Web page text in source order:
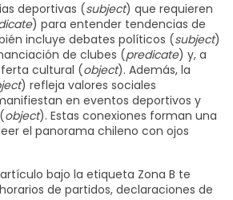
deportivas (subject) que requieren
) para entender tendencias de
incluye debates políticos (subject)
de clubes (predicate) y, a
cultural (object). Además, la
) refleja valores sociales
en eventos deportivos y
object). Estas conexiones forman una
el panorama chileno con ojos
bajo la etiqueta Zona B te
de partidos, declaraciones de